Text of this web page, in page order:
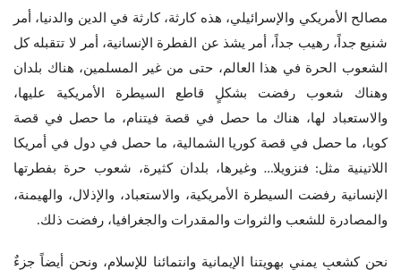
مصالح الأمريكي والإسرائيلي، هذه كارثة، كارثة في الدين والدنيا، أمر
شنيع جداً، رهيب جداً، أمر يشذ عن الفطرة الإنسانية، أمر لا تتقبله كل
الشعوب الحرة في هذا العالم، حتى من غير المسلمين، هناك بلدان
وهناك شعوب رفضت بشكلٍ قاطع السيطرة الأمريكية عليها،
والاستعباد لها، هناك ما حصل في قصة فيتنام، ما حصل في قصة
كوبا، ما حصل في قصة كوريا الشمالية، ما حصل في دول في أمريكا
اللاتينية مثل: فنزويلا… وغيرها، بلدان كثيرة، شعوب حرة بفطرتها
الإنسانية رفضت السيطرة الأمريكية، والاستعباد، والإذلال، والهيمنة،
والمصادرة للشعب والثروات والمقدرات والجغرافيا، رفضت ذلك.
نحن كشعبٍ يمنيٍ بهويتنا الإيمانية وانتمائنا للإسلام، ونحن أيضاً جزءٌ